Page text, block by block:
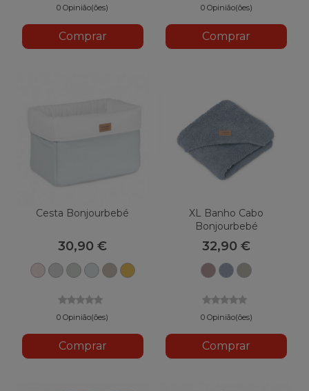
0 Opinião(ões)
Comprar
0 Opinião(ões)
Comprar
Cesta Bonjourbebé
30,90 €
RosaCinzaMenta
AzulNaturalMostarda
0 Opinião(ões)
Comprar
XL Banho Cabo
Bonjourbebé
32,90 €
RosaAzulCaçador
0 Opinião(ões)
Comprar